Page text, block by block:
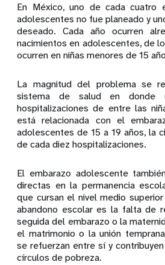
En México, uno de cada cuatro
adolescentes no fue planeado y
deseado. Cada año ocurren
nacimientos en adolescentes, de
ocurren en niñas menores de 15
La magnitud del problema se
sistema de salud en donde
hospitalizaciones de entre las
está relacionada con el
adolescentes de 15 a 19 años, la
de cada diez hospitalizaciones.
El embarazo adolescente
directas en la permanencia
que cursan el nivel medio
abandono escolar es la falta de
seguida del embarazo o la
el matrimonio o la unión
se refuerzan entre sí y
círculos de pobreza.